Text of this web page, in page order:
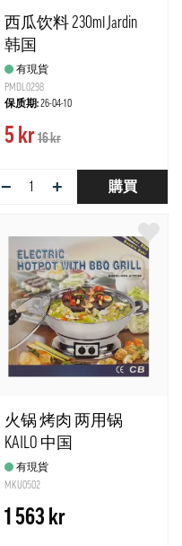
西瓜饮料 230ml Jardin
韩国
有現貨
PMDL0298
保质期:26-04-10
5 kr16 kr
− + 購買
火锅 烤肉 两用锅
KAILO 中国
有現貨
MKU0502
1 563 kr